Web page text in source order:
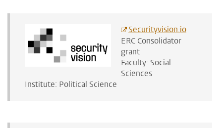
Securityvision.io
ERC Consolidator
grant
Faculty: Social
Sciences
Institute: Political Science